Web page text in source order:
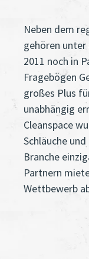
Neben dem
gehören unter
2011 noch in
Fragebögen
großes Plus
unabhängig
Cleanspace
Schläuche
Branche
Partnern
Wettbewerb